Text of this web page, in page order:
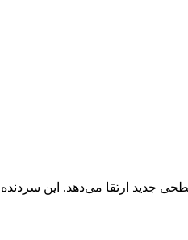
ارتقا می‌دهد. این سردنده